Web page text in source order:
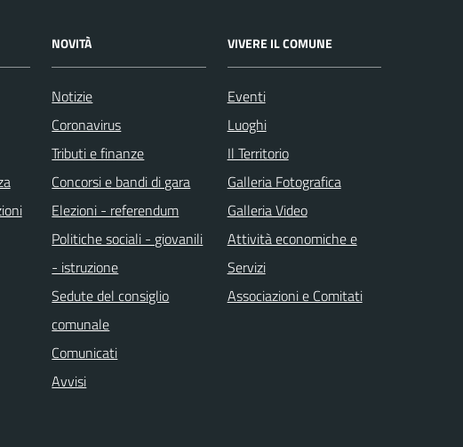
NOVITÀ
Notizie
Coronavirus
Tributi e finanze
Concorsi e bandi di gara
Elezioni - referendum
Politiche sociali - giovanili
- istruzione
Sedute del consiglio
comunale
Comunicati
Avvisi
VIVERE IL COMUNE
Eventi
Luoghi
Il Territorio
Galleria Fotografica
Galleria Video
Attività economiche e
Servizi
Associazioni e Comitati